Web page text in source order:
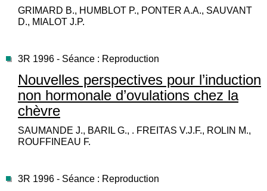
GRIMARD B., HUMBLOT P., PONTER A.A., SAUVANT
D., MIALOT J.P.
3R 1996 - Séance : Reproduction
Nouvelles perspectives pour l’induction
non hormonale d’ovulations chez la
chèvre
SAUMANDE J., BARIL G., . FREITAS V.J.F., ROLIN M.,
ROUFFINEAU F.
3R 1996 - Séance : Reproduction